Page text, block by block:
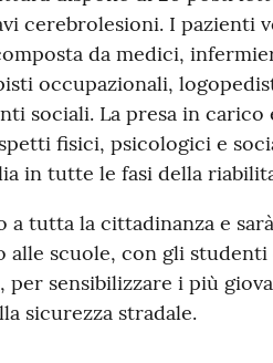
cerebrolesioni. I pazienti
da medici,
occupazionali,
sociali. La presa in
fisici, psicologici e
in tutte le fasi della
a tutta la cittadinanza e
alle scuole, con gli
per sensibilizzare i più
sicurezza stradale.